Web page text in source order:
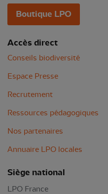
Boutique LPO
Accès direct
Conseils biodiversité
Espace Presse
Recrutement
Ressources pédagogiques
Nos partenaires
Annuaire LPO locales
Siège national
LPO France